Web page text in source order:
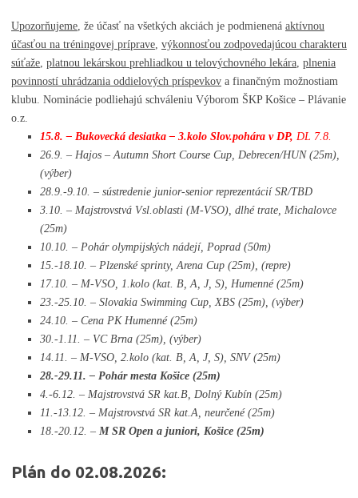
Upozorňujeme, že účasť na všetkých akciách je podmienená aktívnou
účasťou na tréningovej príprave, výkonnosťou zodpovedajúcou charakteru
súťaže, platnou lekárskou prehliadkou u telovýchovného lekára, plnenia
povinností uhrádzania oddielových príspevkov a finančným možnostiam
klubu. Nominácie podliehajú schváleniu Výborom ŠKP Košice – Plávanie
o.z.
15.8. – Bukovecká desiatka – 3.kolo Slov.pohára v DP, DL 7.8.
26.9. – Hajos – Autumn Short Course Cup, Debrecen/HUN (25m),
(výber)
28.9.-9.10. – sústredenie junior-senior reprezentácií SR/TBD
3.10. – Majstrovstvá Vsl.oblasti (M-VSO), dlhé trate, Michalovce
(25m)
10.10. – Pohár olympijských nádejí, Poprad (50m)
15.-18.10. – Plzenské sprinty, Arena Cup (25m), (repre)
17.10. – M-VSO, 1.kolo (kat. B, A, J, S), Humenné (25m)
23.-25.10. – Slovakia Swimming Cup, XBS (25m), (výber)
24.10. – Cena PK Humenné (25m)
30.-1.11. – VC Brna (25m), (výber)
14.11. – M-VSO, 2.kolo (kat. B, A, J, S), SNV (25m)
28.-29.11. – Pohár mesta Košice (25m)
4.-6.12. – Majstrovstvá SR kat.B, Dolný Kubín (25m)
11.-13.12. – Majstrovstvá SR kat.A, neurčené (25m)
18.-20.12. – M SR Open a juniori, Košice (25m)
Plán do 02.08.2026: